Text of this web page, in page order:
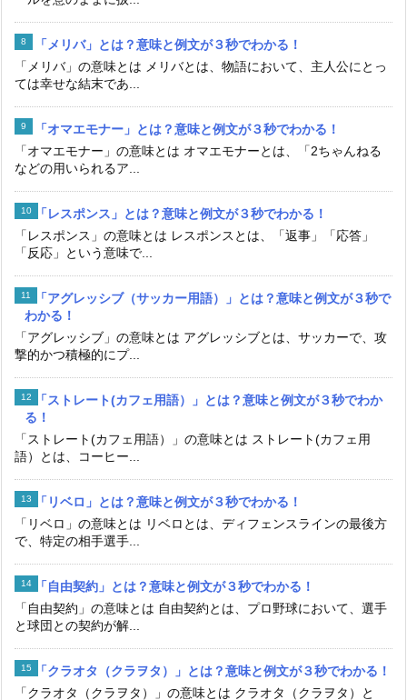
「メリバ」とは？意味と例文が３秒でわかる！
「メリバ」の意味とは メリバとは、物語において、主人公にとっ
ては幸せな結末であ...
「オマエモナー」とは？意味と例文が３秒でわかる！
「オマエモナー」の意味とは オマエモナーとは、「2ちゃんねる
などの用いられるア...
「レスポンス」とは？意味と例文が３秒でわかる！
「レスポンス」の意味とは レスポンスとは、「返事」「応答」
「反応」という意味で...
「アグレッシブ（サッカー用語）」とは？意味と例文が３秒で
わかる！
「アグレッシブ」の意味とは アグレッシブとは、サッカーで、攻
撃的かつ積極的にプ...
「ストレート(カフェ用語）」とは？意味と例文が３秒でわか
る！
「ストレート(カフェ用語）」の意味とは ストレート(カフェ用
語）とは、コーヒー...
「リベロ」とは？意味と例文が３秒でわかる！
「リベロ」の意味とは リベロとは、ディフェンスラインの最後方
で、特定の相手選手...
「自由契約」とは？意味と例文が３秒でわかる！
「自由契約」の意味とは 自由契約とは、プロ野球において、選手
と球団との契約が解...
「クラオタ（クラヲタ）」とは？意味と例文が３秒でわかる！
「クラオタ（クラヲタ）」の意味とは クラオタ（クラヲタ）と